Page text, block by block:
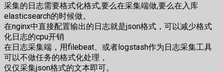
采集的日志需要格式化格式,要么在采集端做,要么在入库
elasticsearch的时候做。
在nginx中直接配置输出的日志就是json格式，可以减少格式
化日志的cpu开销
在日志采集端，用filebeat、或者logstash作为日志采集工具
可以不做任务的格式化处理，
仅仅采集json格式的文本即可。